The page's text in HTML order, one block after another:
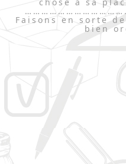
Faisons en sorte
bien